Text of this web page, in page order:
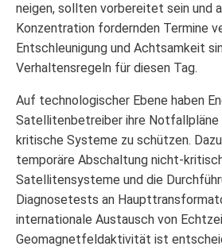
neigen, sollten vorbereitet sein und
Konzentration fordernden Termine
Entschleunigung und Achtsamkeit
Verhaltensregeln für diesen Tag.
Auf technologischer Ebene haben
Satellitenbetreiber ihre Notfallpläne
kritische Systeme zu schützen.
temporäre Abschaltung nicht-
Satellitensysteme und die
Diagnosetests an
internationale Austausch von
Geomagnetfeldaktivität ist